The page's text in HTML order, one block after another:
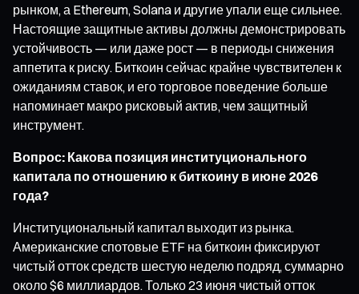
рынком, а Ethereum, Solana и другие упали еще сильнее.
Настоящие защитные активы должны демонстрировать
устойчивость — или даже рост — в периоды снижения
аппетита к риску. Биткоин сейчас крайне чувствителен к
ожиданиям ставок, и его торговое поведение больше
напоминает макро рисковый актив, чем защитный
инструмент.
Вопрос: Какова позиция институционального
капитала по отношению к биткоину в июне 2026
года?
Институциональный капитал выходит из рынка.
Американские спотовые ETF на биткоин фиксируют
чистый отток средств шестую неделю подряд, суммарно
около $6 миллиардов. Только 23 июня чистый отток